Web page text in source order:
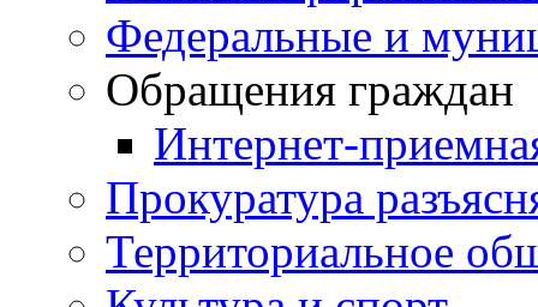
Федеральные и
Обращения граждан
Интернет-
Прокуратура
Территориальное